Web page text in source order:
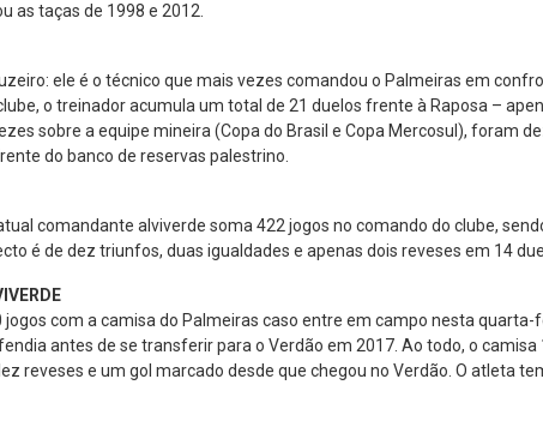
as taças de 1998 e 2012.
ele é o técnico que mais vezes comandou o Palmeiras em
o treinador acumula um total de 21 duelos frente à Raposa –
sobre a equipe mineira (Copa do Brasil e Copa Mercosul), foram
do banco de reservas palestrino.
comandante alviverde soma 422 jogos no comando do clube,
é de dez triunfos, duas igualdades e apenas dois reveses em 14
jogos com a camisa do Palmeiras caso entre em campo nesta quarta-
antes de se transferir para o Verdão em 2017. Ao todo, o camisa
reveses e um gol marcado desde que chegou no Verdão. O atleta